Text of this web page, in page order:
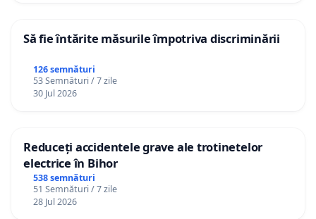
Să fie întărite măsurile împotriva discriminării
126 semnături
53 Semnături / 7 zile
30 Jul 2026
Reduceți accidentele grave ale trotinetelor
electrice în Bihor
538 semnături
51 Semnături / 7 zile
28 Jul 2026